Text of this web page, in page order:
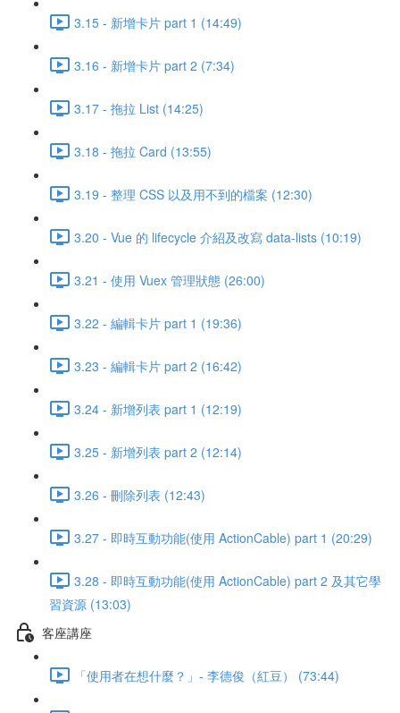
3.15 - 新增卡片 part 1 (14:49)
3.16 - 新增卡片 part 2 (7:34)
3.17 - 拖拉 List (14:25)
3.18 - 拖拉 Card (13:55)
3.19 - 整理 CSS 以及用不到的檔案 (12:30)
3.20 - Vue 的 lifecycle 介紹及改寫 data-lists (10:19)
3.21 - 使用 Vuex 管理狀態 (26:00)
3.22 - 編輯卡片 part 1 (19:36)
3.23 - 編輯卡片 part 2 (16:42)
3.24 - 新增列表 part 1 (12:19)
3.25 - 新增列表 part 2 (12:14)
3.26 - 刪除列表 (12:43)
3.27 - 即時互動功能(使用 ActionCable) part 1 (20:29)
3.28 - 即時互動功能(使用 ActionCable) part 2 及其它學
習資源 (13:03)
客座講座
「使用者在想什麼？」- 李德俊（紅豆） (73:44)